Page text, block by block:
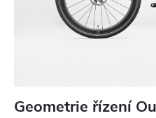
Geometrie řízení